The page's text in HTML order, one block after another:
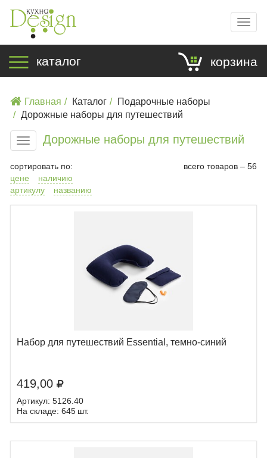
каталог корзина
Главная Каталог
Подарочные наборы
Дорожные наборы для путешествий
МенюДорожные наборы для путешествий
сортировать по:
цене
наличию
артикулу
названию
всего товаров – 56
Набор для путешествий Essential, темно-синий
419,00
Артикул: 5126.40
На складе: 645 шт.